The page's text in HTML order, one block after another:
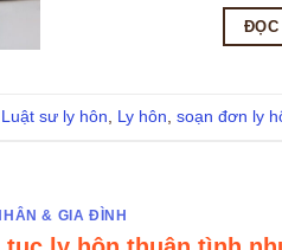
Luật sư ly hôn Ly hôn soạn đơn ly
& GIA ĐÌNH